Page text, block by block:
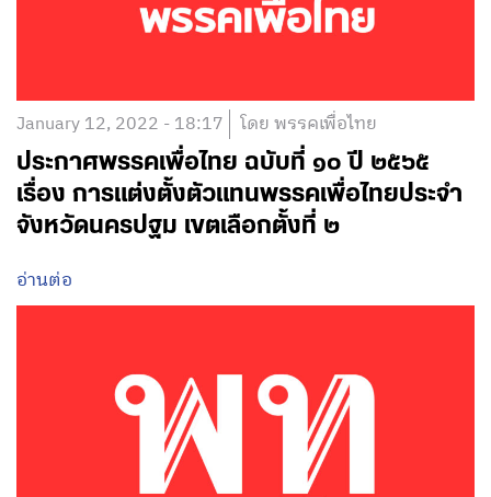
January 12, 2022 - 18:17 โดย พรรคเพื่อไทย
ประกาศพรรคเพื่อไทย ฉบับที่ ๑๐ ปี ๒๕๖๕
เรื่อง การแต่งตั้งตัวแทนพรรคเพื่อไทยประจำ
จังหวัดนครปฐม เขตเลือกตั้งที่ ๒
อ่านต่อ